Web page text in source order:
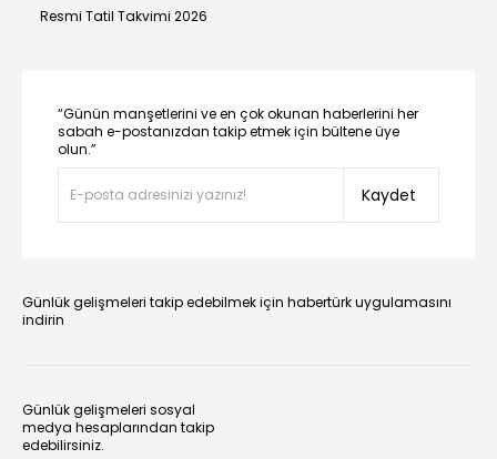
Resmi Tatil Takvimi 2026
“Günün manşetlerini ve en çok okunan haberlerini her
sabah e-postanızdan takip etmek için bültene üye
olun.”
Kaydet
Günlük gelişmeleri takip edebilmek için habertürk uygulamasını
indirin
Günlük gelişmeleri sosyal
medya hesaplarından takip
edebilirsiniz.